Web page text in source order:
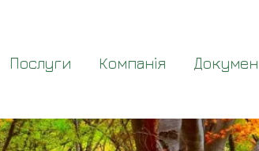
Послуги Компанія